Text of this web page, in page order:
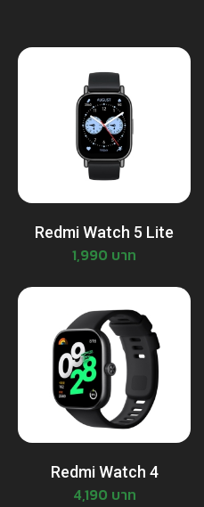
Redmi Watch 5 Lite
1,990 บาท
Redmi Watch 4
4,190 บาท